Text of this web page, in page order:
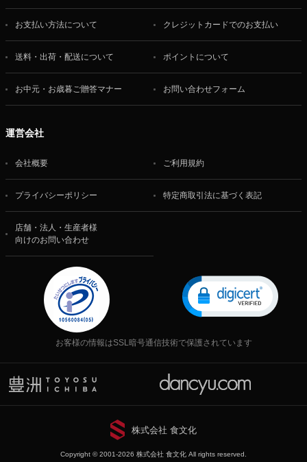
お支払い方法について クレジットカードでのお支払い
送料・出荷・配送について ポイントについて
お中元・お歳暮ご贈答マナー お問い合わせフォーム
運営会社
会社概要 ご利用規約
プライバシーポリシー 特定商取引法に基づく表記
店舗・法人・生産者様
向けのお問い合わせ
お客様の情報はSSL暗号通信技術で保護されています
株式会社 食文化
Copyright © 2001-2026 株式会社 食文化 All rights reserved.